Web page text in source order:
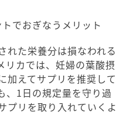
でおぎなうメリット
れた栄養分は損なわれる
リカでは、妊婦の葉酸摂
加えてサプリを推奨して
、1日の規定量を守り過
プリを取り入れていくよ